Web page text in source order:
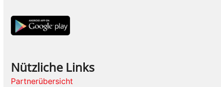
Nützliche Links
Partnerübersicht